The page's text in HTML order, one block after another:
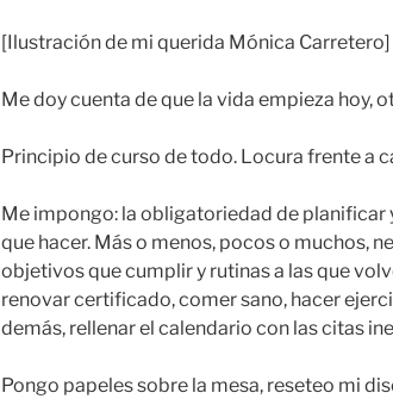
[Ilustración de mi querida Mónica Carretero]
Me doy cuenta de que la vida empieza hoy,
Principio de curso de todo. Locura frente a
Me impongo: la obligatoriedad de
que hacer. Más o menos, pocos o muchos,
objetivos que cumplir y rutinas a las que
renovar certificado, comer sano, hacer
demás, rellenar el calendario con las citas
Pongo papeles sobre la mesa, reseteo mi